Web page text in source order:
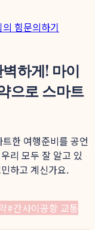
의 힘문의하기
하게! 마이
으로 스마트
한 여행준비를 공언
리 모두 잘 알고 있
하고 계신가요.
#간사이공항 교통